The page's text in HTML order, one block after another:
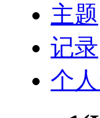
主题
记录
个